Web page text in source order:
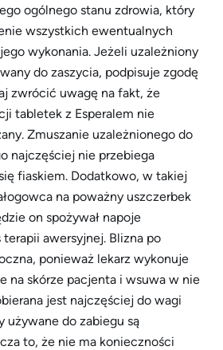
ogólnego stanu zdrowia, który
wszystkich ewentualnych
wykonania. Jeżeli uzależniony
do zaszycia, podpisuje zgodę
zwrócić uwagę na fakt, że
tabletek z Esperalem nie
Zmuszanie uzależnionego do
najczęściej nie przebiega
fiaskiem. Dodatkowo, w takiej
na poważny uszczerbek
on spożywał napoje
awersyjnej. Blizna po
ponieważ lekarz wykonuje
na skórze pacjenta i wsuwa w nie
jest najczęściej do wagi
używane do zabiegu są
to, że nie ma konieczności